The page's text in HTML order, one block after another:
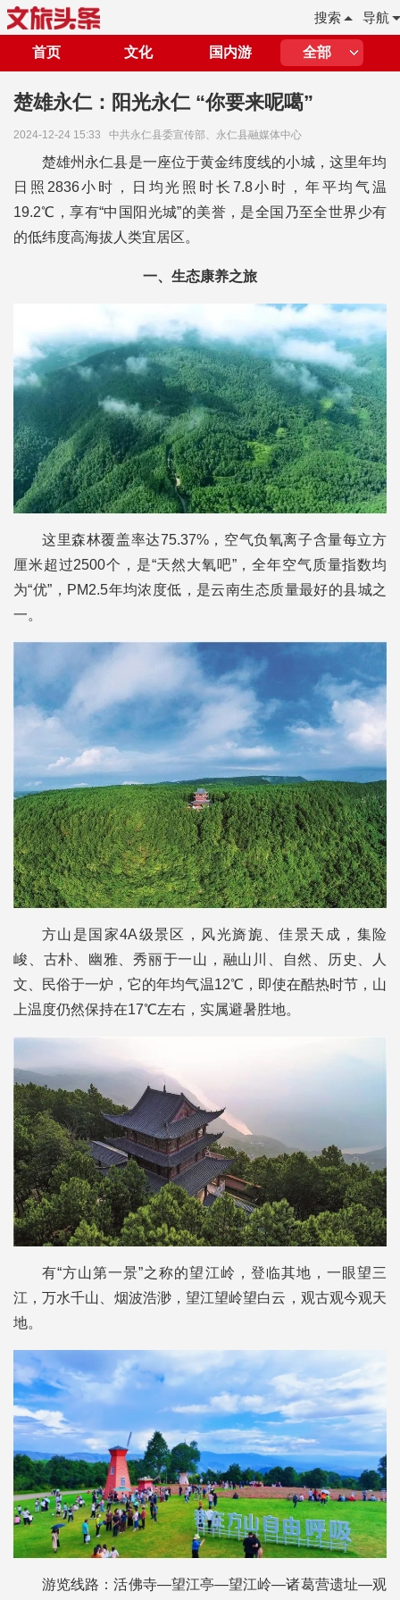
导航
搜索
首页 文化 国内游 全部
楚雄永仁：阳光永仁 “你要来呢噶”
2024-12-24 15:33 中共永仁县委宣传部、永仁县融媒体中心
楚雄州永仁县是一座位于黄金纬度线的小城，这里年均
日照2836小时，日均光照时长7.8小时，年平均气温
19.2℃，享有“中国阳光城”的美誉，是全国乃至全世界少有
的低纬度高海拔人类宜居区。
一、生态康养之旅
这里森林覆盖率达75.37%，空气负氧离子含量每立方
厘米超过2500个，是“天然大氧吧”，全年空气质量指数均
为“优”，PM2.5年均浓度低，是云南生态质量最好的县城之
一。
方山是国家4A级景区，风光旖旎、佳景天成，集险
峻、古朴、幽雅、秀丽于一山，融山川、自然、历史、人
文、民俗于一炉，它的年均气温12℃，即使在酷热时节，山
上温度仍然保持在17℃左右，实属避暑胜地。
有“方山第一景”之称的望江岭，登临其地，一眼望三
江，万水千山、烟波浩渺，望江望岭望白云，观古观今观天
地。
游览线路：活佛寺—望江亭—望江岭—诸葛营遗址—观